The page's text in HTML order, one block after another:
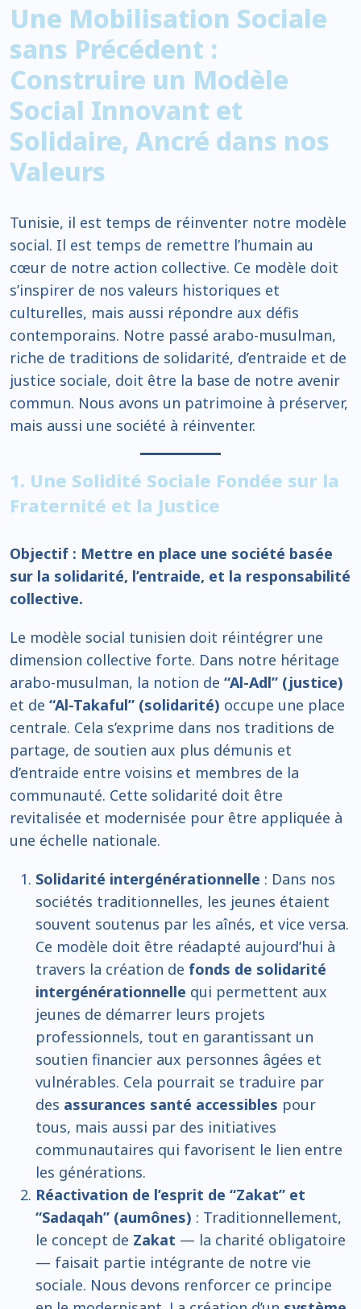
Une Mobilisation Sociale
sans Précédent :
Construire un Modèle
Social Innovant et
Solidaire, Ancré dans nos
Valeurs
Tunisie, il est temps de réinventer notre modèle
social. Il est temps de remettre l’humain au
cœur de notre action collective. Ce modèle doit
s’inspirer de nos valeurs historiques et
culturelles, mais aussi répondre aux défis
contemporains. Notre passé arabo-musulman,
riche de traditions de solidarité, d’entraide et de
justice sociale, doit être la base de notre avenir
commun. Nous avons un patrimoine à préserver,
mais aussi une société à réinventer.
1. Une Solidité Sociale Fondée sur la
Fraternité et la Justice
Objectif : Mettre en place une société basée
sur la solidarité, l’entraide, et la responsabilité
collective.
Le modèle social tunisien doit réintégrer une
dimension collective forte. Dans notre héritage
arabo-musulman, la notion de “Al-Adl” (justice)
et de “Al-Takaful” (solidarité) occupe une place
centrale. Cela s’exprime dans nos traditions de
partage, de soutien aux plus démunis et
d’entraide entre voisins et membres de la
communauté. Cette solidarité doit être
revitalisée et modernisée pour être appliquée à
une échelle nationale.
Solidarité intergénérationnelle : Dans nos
sociétés traditionnelles, les jeunes étaient
souvent soutenus par les aînés, et vice versa.
Ce modèle doit être réadapté aujourd’hui à
travers la création de fonds de solidarité
intergénérationnelle qui permettent aux
jeunes de démarrer leurs projets
professionnels, tout en garantissant un
soutien financier aux personnes âgées et
vulnérables. Cela pourrait se traduire par
des assurances santé accessibles pour
tous, mais aussi par des initiatives
communautaires qui favorisent le lien entre
les générations.
Réactivation de l’esprit de “Zakat” et
“Sadaqah” (aumônes) : Traditionnellement,
le concept de Zakat — la charité obligatoire
— faisait partie intégrante de notre vie
sociale. Nous devons renforcer ce principe